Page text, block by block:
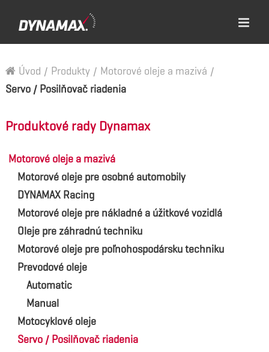
Úvod / Produkty / Motorové oleje a mazivá /
Servo / Posilňovač riadenia
Produktové rady Dynamax
Motorové oleje a mazivá
Motorové oleje pre osobné automobily
DYNAMAX Racing
Motorové oleje pre nákladné a úžitkové vozidlá
Oleje pre záhradnú techniku
Motorové oleje pre poľnohospodársku techniku
Prevodové oleje
Automatic
Manual
Motocyklové oleje
Servo / Posilňovač riadenia